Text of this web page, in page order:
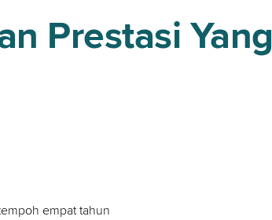
Prestasi Yang
empat tahun